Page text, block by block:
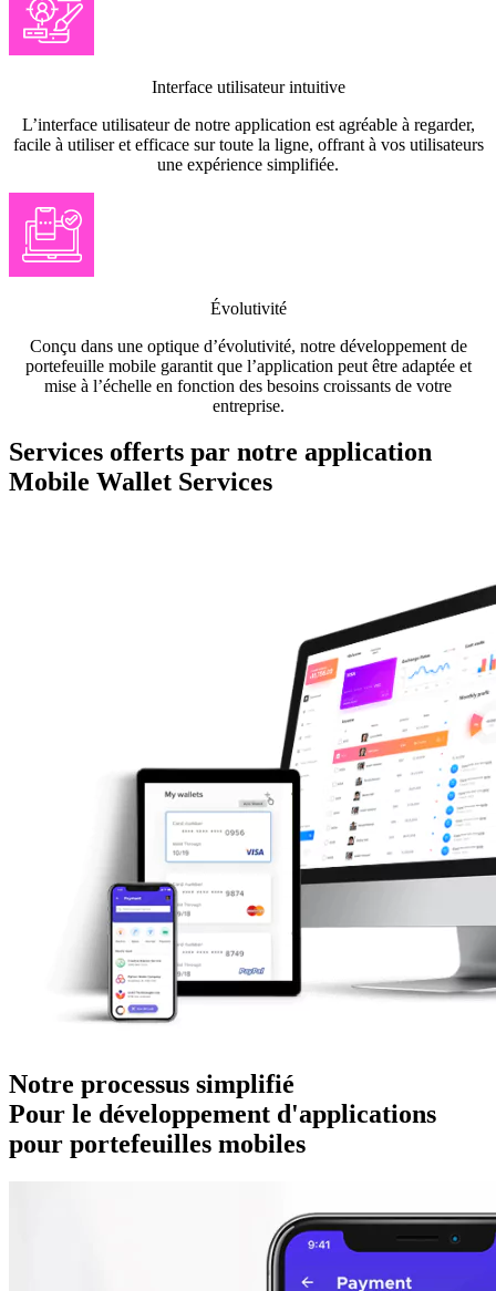
Interface utilisateur intuitive
L’interface utilisateur de notre application est agréable à regarder,
facile à utiliser et efficace sur toute la ligne, offrant à vos utilisateurs
une expérience simplifiée.
Évolutivité
Conçu dans une optique d’évolutivité, notre développement de
portefeuille mobile garantit que l’application peut être adaptée et
mise à l’échelle en fonction des besoins croissants de votre
entreprise.
Services offerts par notre application
Mobile Wallet Services
Notre processus simplifié
Pour le développement d'applications
pour portefeuilles mobiles